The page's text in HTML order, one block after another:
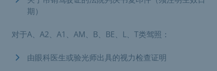
期）
对于A、A2、A1、AM、B、BE、L、T类驾照：
由眼科医生或验光师出具的视力检查证明